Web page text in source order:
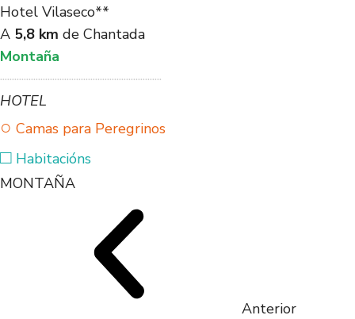
Hotel Vilaseco**
A 5,8 km de Chantada
Montaña
····································································
HOTEL
○ Camas para Peregrinos
□ Habitacións
MONTAÑA
Anterior